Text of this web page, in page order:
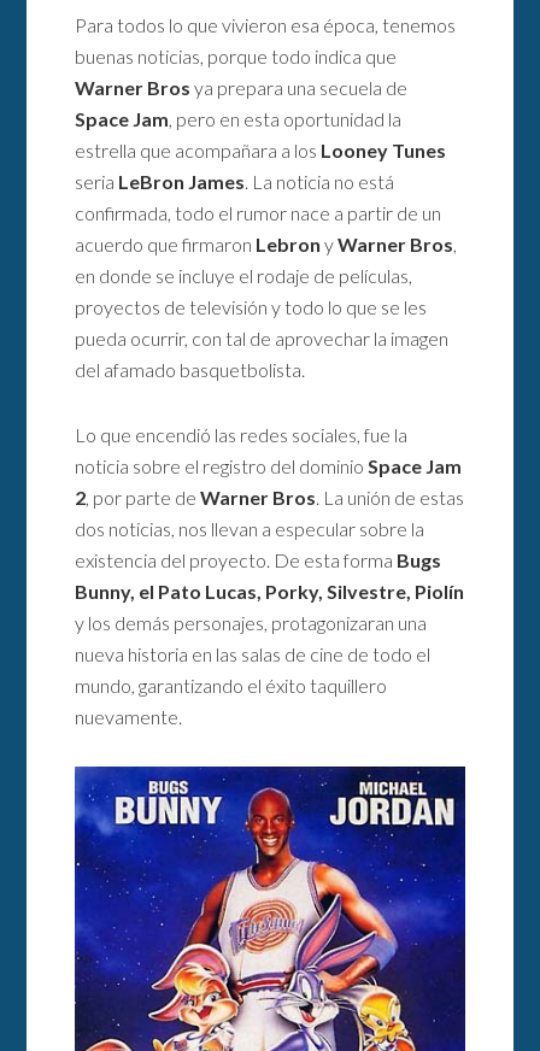
Para todos lo que vivieron esa época, tenemos
buenas noticias, porque todo indica que
Warner Bros ya prepara una secuela de
Space Jam, pero en esta oportunidad la
estrella que acompañara a los Looney Tunes
seria LeBron James. La noticia no está
confirmada, todo el rumor nace a partir de un
acuerdo que firmaron LebronyWarner Bros,
en donde se incluye el rodaje de películas,
proyectos de televisión y todo lo que se les
pueda ocurrir, con tal de aprovechar la imagen
del afamado basquetbolista.
Lo que encendió las redes sociales, fue la
noticia sobre el registro del dominioSpace Jam
2, por parte deWarner Bros. La unión de estas
dos noticias, nos llevan a especular sobre la
existencia del proyecto. De esta forma Bugs
Bunny, el Pato Lucas, Porky, Silvestre, Piolín
y los demás personajes, protagonizaran una
nueva historia en las salas de cine de todo el
mundo, garantizando el éxito taquillero
nuevamente.